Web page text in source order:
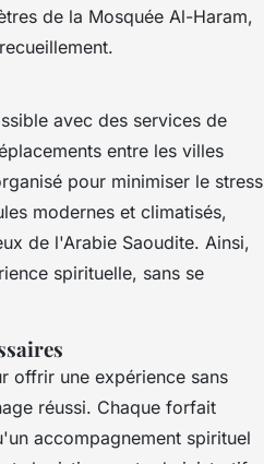
de la Mosquée Al-Haram,
avec des services de
entre les villes
pour minimiser le stress
modernes et climatisés,
de l'Arabie Saoudite. Ainsi,
spirituelle, sans se
offrir une expérience sans
réussi. Chaque forfait
accompagnement spirituel